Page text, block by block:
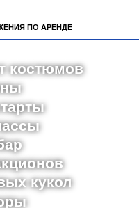
ПО АРЕНДЕ
костюмов
кукол